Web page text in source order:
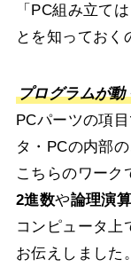
「PC組み立て
とを知っておく
プログラムが動
PCパーツの項
タ・PCの内部
こちらのワーク
2進数や論理演算
コンピュータ上
お伝えしました。